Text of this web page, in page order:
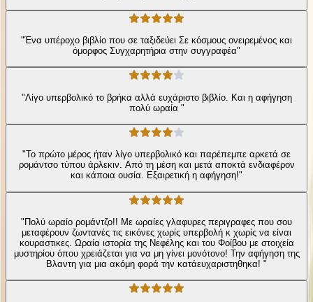
"Ένα υπέροχο βιβλίο που σε ταξιδεύει Σε κόσμους ονειρεμένος και
όμορφος Συγχαρητήρια στην συγγραφέα"
"Λίγο υπερβολικό το βρήκα αλλά ευχάριστο βιβλίο. Και η αφήγηση
πολύ ωραία "
"Το πρώτο μέρος ήταν λίγο υπερβολικό και παρέπεμπε αρκετά σε
ρομάντσο τύπου άρλεκιν. Από τη μέση και μετά αποκτά ενδιαφέρον
και κάποια ουσία. Εξαιρετική η αφήγηση!"
"Πολύ ωραίο ρομάντζο!! Με ωραίες γλαφυρες περιγραφες που σου
μεταφέρουν ζωντανές τις εικόνες χωρίς υπερβολή κ χωρίς να είναι
κουραστικες. Ωραία ιστορία της Νεφέλης και του Φοίβου με στοιχεία
μυστηρίου όπου χρειάζεται για να μη γίνει μονότονο! Την αφήγηση της
Βλαντη για μια ακόμη φορά την κατάευχαριστηθηκα! "